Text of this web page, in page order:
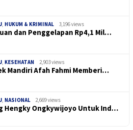
, HUKUM & KRIMINAL 3,196 views
dan Penggelapan Rp4,1 Mil…
, KESEHATAN 2,903 views
Mandiri Afah Fahmi Memberi…
, NASIONAL 2,669 views
Hengky Ongkywijoyo Untuk Ind…